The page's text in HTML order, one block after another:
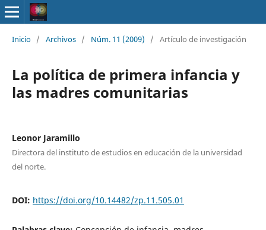
Inicio / Archivos / Núm. 11 (2009) / Artículo de investigación
La política de primera infancia y
las madres comunitarias
Leonor Jaramillo
Directora del instituto de estudios en educación de la universidad
del norte.
DOI: https://doi.org/10.14482/zp.11.505.01